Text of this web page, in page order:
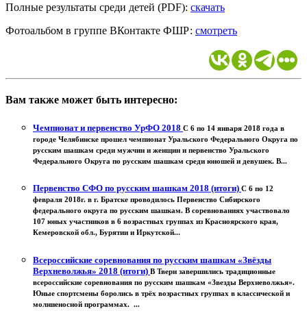
Полные результаты среди детей (PDF): скачать
Фотоальбом в группе ВКонтакте ФШР: смотреть
Вам также может быть интересно:
Чемпионат и первенство УрФО 2018 С 6 по 14 января 2018 года в
городе Челябинске прошел чемпионат Уральского Федерального Округа по
русским шашкам среди мужчин и женщин и первенство Уральского
Федерального Округа по русским шашкам среди юношей и девушек. В...
Первенство СФО по русским шашкам 2018 (итоги) С 6 по 12
февраля 2018г. в г. Братске проводилось Первенство Сибирского
федерального округа по русским шашкам. В соревнованиях участвовало
107 юных участников в 6 возрастных группах из Красноярского края,
Кемеровской обл., Бурятии и Иркутской...
Всероссийские соревнования по русским шашкам «Звёзды
Верхневолжья» 2018 (итоги) В Твери завершились традиционные
всероссийские соревнования по русским шашкам «Звезды Верхневолжья».
Юные спортсмены боролись в трёх возрастных группах в классической и
молниеносной программах. ...